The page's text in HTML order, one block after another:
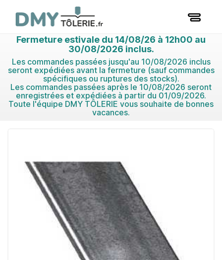
Fermeture estivale du 14/08/26 à 12h00 au
30/08/2026 inclus.
Les commandes passées jusqu'au 10/08/2026 inclus
seront expédiées avant la fermeture (sauf commandes
spécifiques ou ruptures des stocks).
Les commandes passées après le 10/08/2026 seront
enregistrées et expédiées à partir du 01/09/2026.
Toute l'équipe DMY TÔLERIE vous souhaite de bonnes
vacances.